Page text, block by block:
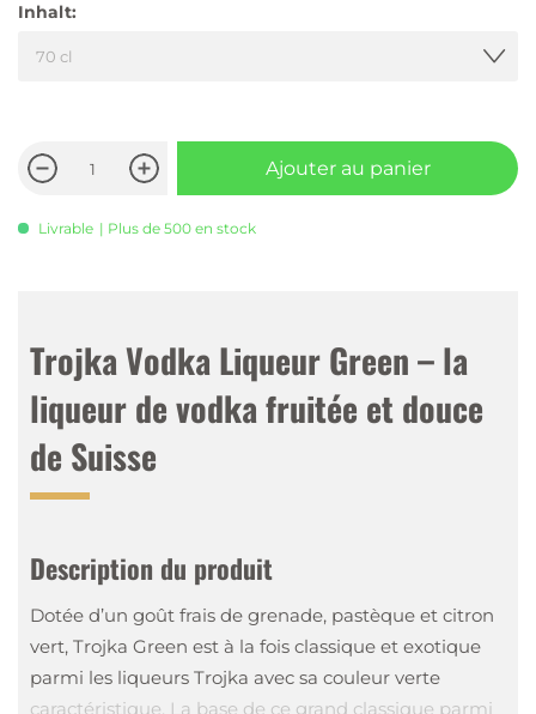
Inhalt:
Ajouter au panier
Livrable | Plus de 500 en stock
Trojka Vodka Liqueur Green – la
liqueur de vodka fruitée et douce
de Suisse
Description du produit
Dotée d’un goût frais de grenade, pastèque et citron
vert, Trojka Green est à la fois classique et exotique
parmi les liqueurs Trojka avec sa couleur verte
caractéristique. La base de ce grand classique parmi